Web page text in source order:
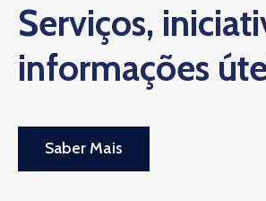
Serviços,
informações
Saber Mais